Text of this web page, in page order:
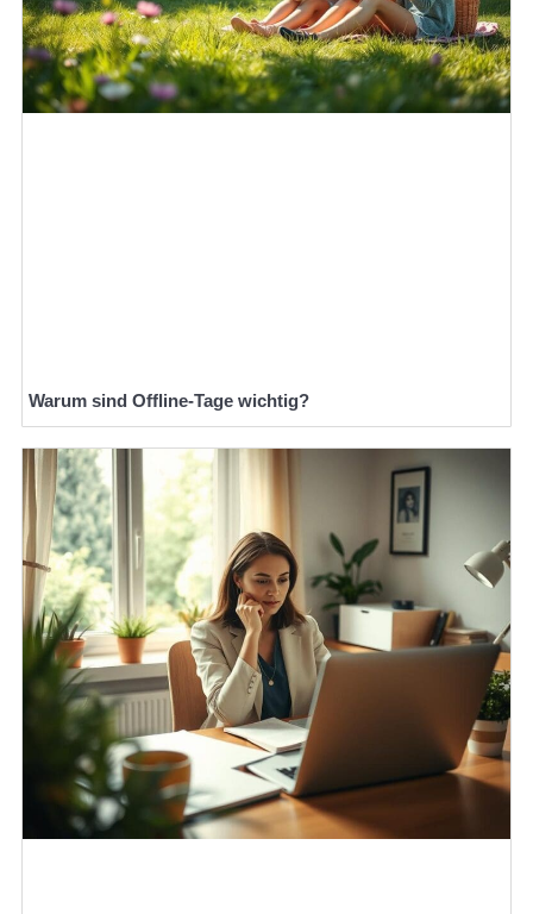
Warum sind Offline-Tage wichtig?